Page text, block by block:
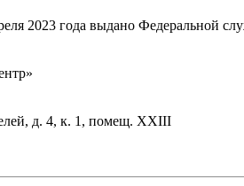
2023 года выдано Федеральной
д. 4, к. 1, помещ. XXIII